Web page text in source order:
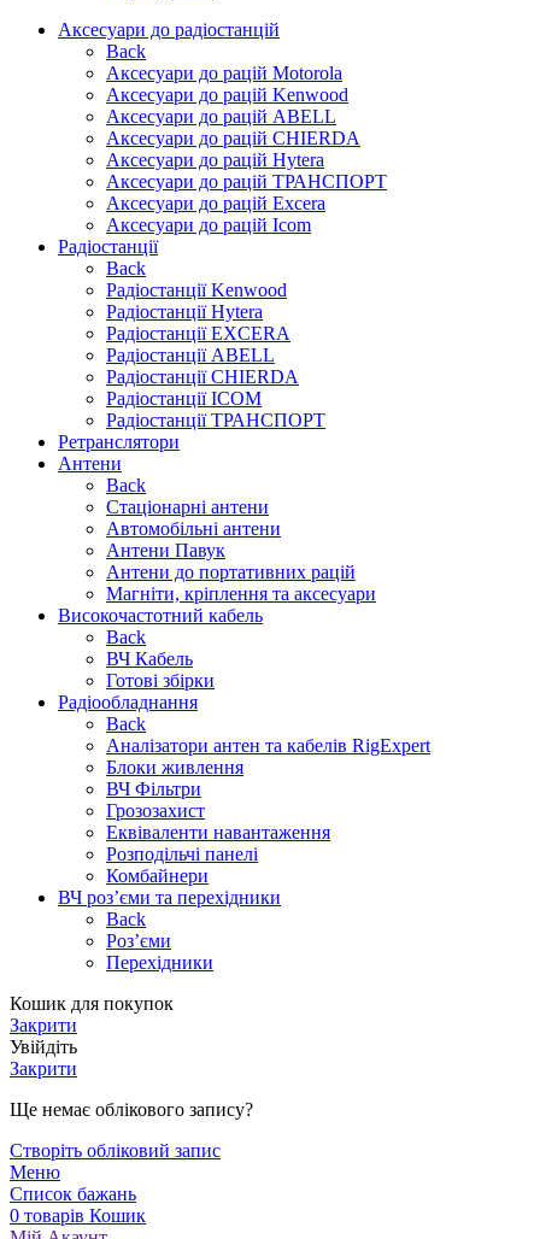
Аксесуари до радіостанцій
Back
Аксесуари до рацій Motorola
Аксесуари до рацій Kenwood
Аксесуари до рацій ABELL
Аксесуари до рацій CHIERDA
Аксесуари до рацій Hytera
Аксесуари до рацій ТРАНСПОРТ
Аксесуари до рацій Excera
Аксесуари до рацій Icom
Радіостанції
Back
Радіостанції Kenwood
Радіостанції Hytera
Радіостанції EXCERA
Радіостанції ABELL
Радіостанції CHIERDA
Радіостанції ICOM
Радіостанції ТРАНСПОРТ
Ретранслятори
Антени
Back
Стаціонарні антени
Автомобільні антени
Антени Павук
Антени до портативних рацій
Магніти, кріплення та аксесуари
Високочастотний кабель
Back
ВЧ Кабель
Готові збірки
Радіообладнання
Back
Аналізатори антен та кабелів RigExpert
Блоки живлення
ВЧ Фільтри
Грозозахист
Еквіваленти навантаження
Розподільчі панелі
Комбайнери
ВЧ роз’єми та перехідники
Back
Роз’єми
Перехідники
Кошик для покупок
Закрити
Увійдіть
Закрити
Ще немає облікового запису?
Створіть обліковий запис
Меню
Список бажань
0 товарів Кошик